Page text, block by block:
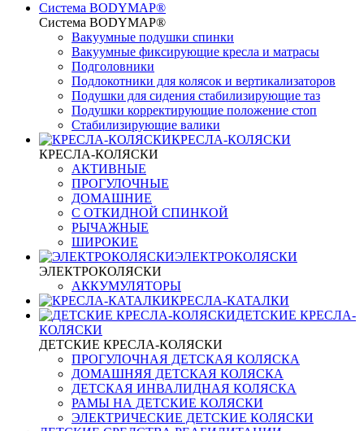
Система BODYMAP®
Система BODYMAP®
Вакуумные подушки спинки
Вакуумные фиксирующие кресла и матрасы
Подголовники
Подлокотники для колясок и вертикализаторов
Подушки для сидения стабилизирующие таз
Подушки корректирующие положение стоп
Стабилизирующие валики
КРЕСЛА-КОЛЯСКИ
КРЕСЛА-КОЛЯСКИ
АКТИВНЫЕ
ПРОГУЛОЧНЫЕ
ДОМАШНИЕ
С ОТКИДНОЙ СПИНКОЙ
РЫЧАЖНЫЕ
ШИРОКИЕ
ЭЛЕКТРОКОЛЯСКИ
ЭЛЕКТРОКОЛЯСКИ
АККУМУЛЯТОРЫ
КРЕСЛА-КАТАЛКИ
ДЕТСКИЕ КРЕСЛА-
КОЛЯСКИ
ДЕТСКИЕ КРЕСЛА-КОЛЯСКИ
ПРОГУЛОЧНАЯ ДЕТСКАЯ КОЛЯСКА
ДОМАШНЯЯ ДЕТСКАЯ КОЛЯСКА
ДЕТСКАЯ ИНВАЛИДНАЯ КОЛЯСКА
РАМЫ НА ДЕТСКИЕ КОЛЯСКИ
ЭЛЕКТРИЧЕСКИЕ ДЕТСКИЕ КОЛЯСКИ